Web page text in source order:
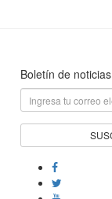
Boletín de noticias